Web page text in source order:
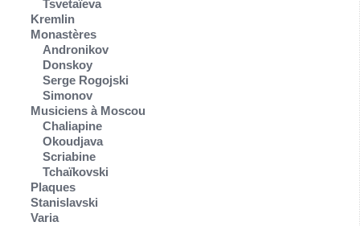
Tsvetaïeva
Kremlin
Monastères
Andronikov
Donskoy
Serge Rogojski
Simonov
Musiciens à Moscou
Chaliapine
Okoudjava
Scriabine
Tchaïkovski
Plaques
Stanislavski
Varia